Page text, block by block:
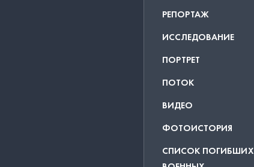
РЕПОРТАЖ
ИССЛЕДОВАНИЕ
ПОРТРЕТ
ПОТОК
ВИДЕО
ФОТОИСТОРИЯ
СПИСОК ПОГИБШИХ